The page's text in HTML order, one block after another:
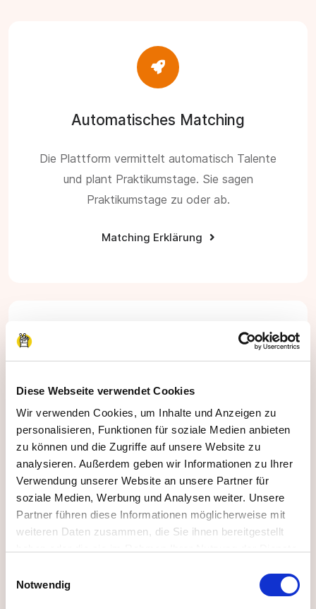
Diese Webseite verwendet Cookies
Wir verwenden Cookies, um Inhalte und Anzeigen zu
personalisieren, Funktionen für soziale Medien anbieten
zu können und die Zugriffe auf unsere Website zu
analysieren. Außerdem geben wir Informationen zu Ihrer
Verwendung unserer Website an unsere Partner für
soziale Medien, Werbung und Analysen weiter. Unsere
Partner führen diese Informationen möglicherweise mit
weiteren Daten zusammen, die Sie ihnen bereitgestellt
Impressum
Notwendig
Automatisches Matching
Die Plattform vermittelt automatisch Talente
und plant Praktikumstage. Sie sagen
Praktikumstage zu oder ab.
Matching Erklärung
Automatisches Feedback und
Zertifikat
Wir stellen automatisch ein Zertifikat für die
Teilnehmenden aus und Sie geben Ihr Feedback
direkt online in unter 1 Minute ab.